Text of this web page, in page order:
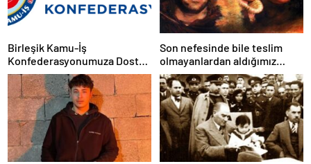
Birleşik Kamu-İş
Konfederasyonumuza Dostça
Uyarı ve Önerimizdir:
Son nefesinde bile teslim
olmayanlardan aldığımız
bayrağı “Tam Bağımsız
Türkiye” mücadelemizde
dalgalandırıyoruz.